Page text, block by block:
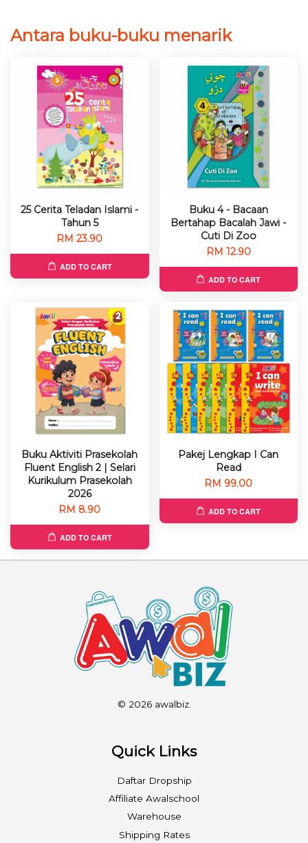
Antara buku-buku menarik
25 Cerita Teladan Islami -
Tahun 5
RM 23.90
ADD TO CART
Buku 4 - Bacaan
Bertahap Bacalah Jawi -
Cuti Di Zoo
RM 12.90
ADD TO CART
Buku Aktiviti Prasekolah
Fluent English 2 | Selari
Kurikulum Prasekolah
2026
RM 8.90
ADD TO CART
Pakej Lengkap I Can
Read
RM 99.00
ADD TO CART
© 2026 awalbiz.
Quick Links
Daftar Dropship
Affiliate Awalschool
Warehouse
Shipping Rates